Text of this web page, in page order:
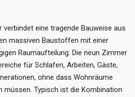
verbindet eine tragende Bauweise aus
massiven Baustoffen mit einer
Raumaufteilung. Die neun Zimmer
für Schlafen, Arbeiten, Gäste,
ohne dass Wohnräume
Typisch ist die Kombination